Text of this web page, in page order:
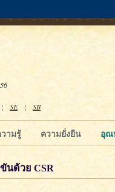
¦ SE¦ SB
อุณ
ความยั่งยืน
ามรู้
นด้วย CSR